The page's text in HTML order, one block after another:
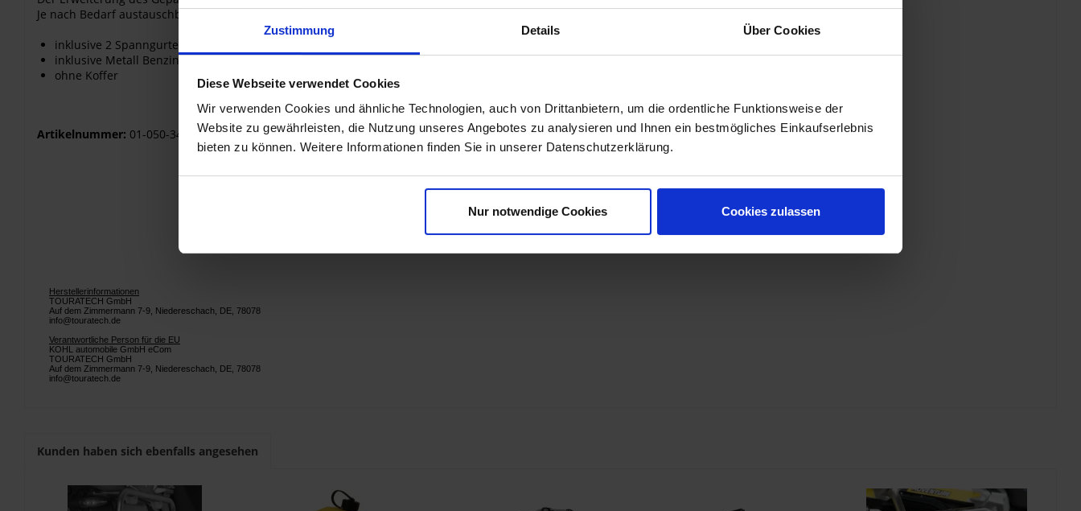
Zustimmung Details Über Cookies
Diese Webseite verwendet Cookies
Wir verwenden Cookies und ähnliche Technologien, auch von Drittanbietern, um die ordentliche Funktionsweise der
Website zu gewährleisten, die Nutzung unseres Angebotes zu analysieren und Ihnen ein bestmögliches Einkaufserlebnis
bieten zu können. Weitere Informationen finden Sie in unserer Datenschutzerklärung.
Nur notwendige Cookies Cookies zulassen
Je nach Bedarf austauschbar, haben Sie immer die richtige Ausrüstung dabei.
inklusive 2 Spanngurten
inklusive Metall Benzinkanister "Voyager" 2 Liter (Zapfpistolen geeignet)
ohne Koffer
Artikelnummer: 01-050-3428-0
Herstellerinformationen
TOURATECH GmbH
Auf dem Zimmermann 7-9, Niedereschach, DE, 78078
info@touratech.de
Verantwortliche Person für die EU
KOHL automobile GmbH eCom
TOURATECH GmbH
Auf dem Zimmermann 7-9, Niedereschach, DE, 78078
info@touratech.de
Kunden haben sich ebenfalls angesehen